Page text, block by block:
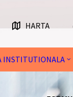
INSTITUTIONALA
HARTA